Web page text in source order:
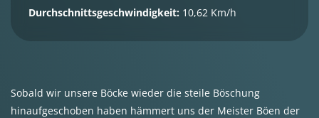
Durchschnittsgeschwindigkeit: 10,62 Km/h
Sobald wir unsere Böcke wieder die steile Böschung
hinaufgeschoben haben hämmert uns der Meister Böen der